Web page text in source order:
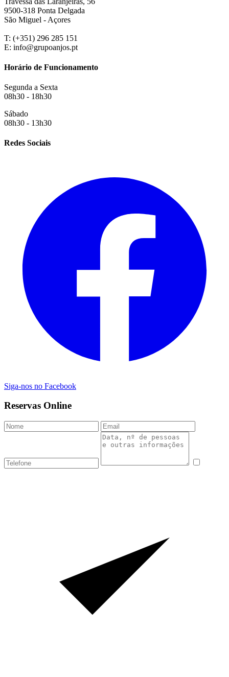
9500-318 Ponta Delgada
São Miguel - Açores
T: (+351) 296 285 151
E: info@grupoanjos.pt
Horário de Funcionamento
Segunda a Sexta
08h30 - 18h30
Sábado
08h30 - 13h30
Redes Sociais
Siga-nos no Facebook
Reservas Online